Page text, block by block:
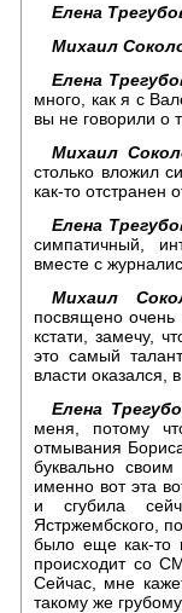
Елена
Михаил
Елена
много, как я с
вы не говорили о
Михаил
столько вложил
как-то отстранен
Елена
симпатичный,
вместе с
Михаил
посвящено
кстати, замечу,
это самый
власти оказался,
Елена
меня, потому
отмывания
буквально
именно вот эта
и сгубила
Ястржембского,
было еще как-то
происходит со
Сейчас, мне
такому же